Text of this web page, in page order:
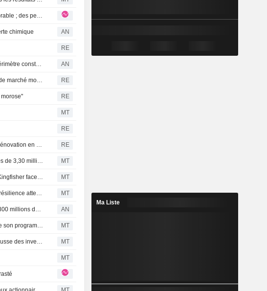
KINGFISHER : Activité du T1 : Un début d'exercice 2026/27 honorable ; des perspectives plus complexes
chimique AN
RE
Kingfisher affiche sa confiance malgré le repli de ses ventes à périmètre constant AN
Kingfisher: Recul des ventes au 1er trimestre dans un "contexte de marché morose" RE
RE
MT
RE
Kingfisher : l'activité sous-jacente s'effrite dans un marché de la rénovation en berne RE
Flash résultats (KGF.L) : Kingfisher PLC publie un chiffre d'affaires de 3,30 milliards de GBP au T1 MT
Berenberg abaisse ses prévisions et son objectif de cours pour Kingfisher face à la 'faiblesse' des perspectives du commerce de détail au Royaume-Uni MT
Fitch confirme la note de Kingfisher, perspective stable face à la résilience attendue du distributeur MT
Kingfisher lance la première tranche de son rachat d'actions de 300 millions de GBP AN
Kingfisher lance une première tranche de 75 millions de livres de son programme de rachat d'actions MT
Kingfisher : Berenberg abaisse son objectif de cours face à la hausse des investissements ; recommandation "Conserver" maintenue MT
MT
Ma Liste